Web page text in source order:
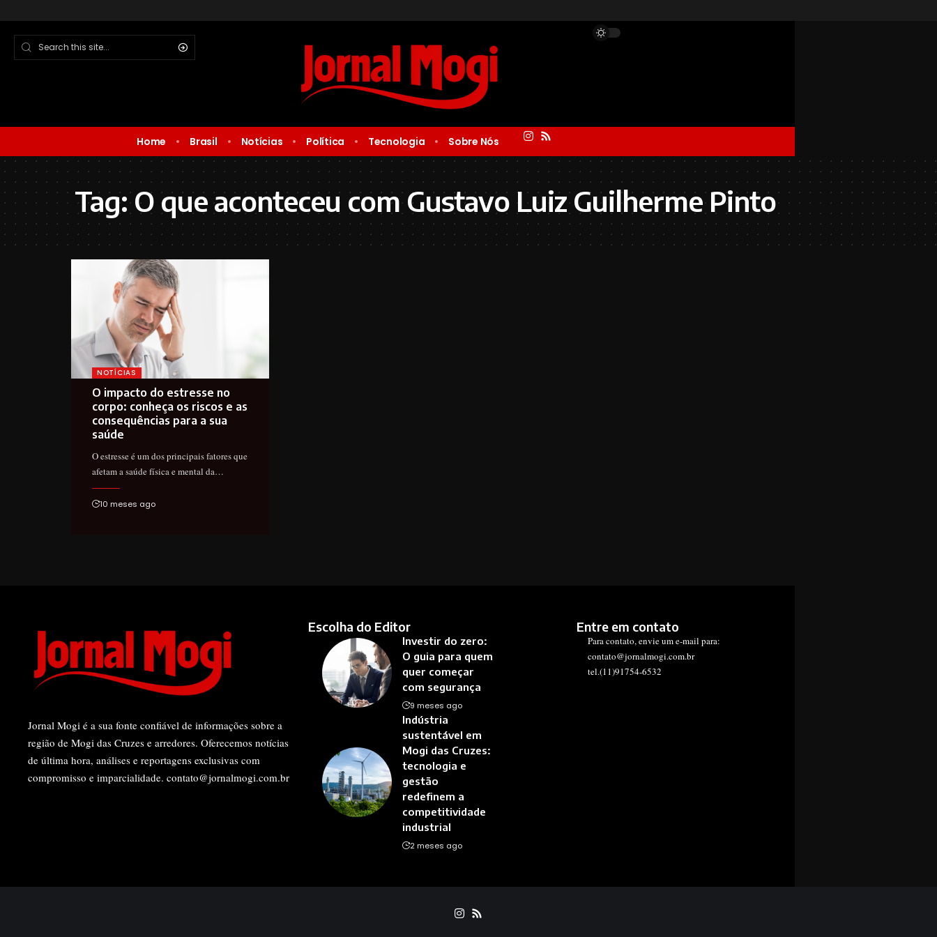
Home Brasil Notícias Política Tecnologia Sobre Nós
Tag:O que aconteceu com Gustavo Luiz Guilherme Pinto
NOTÍCIAS
O impacto do estresse no
corpo: conheça os riscos e as
consequências para a sua
saúde
O estresse é um dos principais fatores que
afetam a saúde física e mental da…
10 meses ago
Jornal Mogi é a sua fonte confiável de informações sobre a
região de Mogi das Cruzes e arredores. Oferecemos notícias
de última hora, análises e reportagens exclusivas com
compromisso e imparcialidade. contato@jornalmogi.com.br
Escolha do Editor
Investir do zero:
O guia para quem
quer começar
com segurança
9 meses ago
Indústria
sustentável em
Mogi das Cruzes:
tecnologia e
gestão
redefinem a
competitividade
industrial
2 meses ago
Entre em contato
Para contato, envie um e-mail para:
contato@jornalmogi.com.br
tel.(11)91754-6532